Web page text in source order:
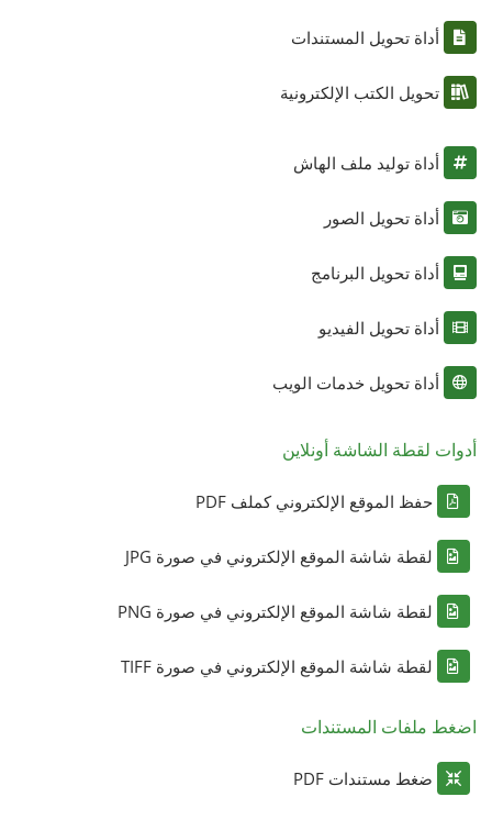
أداة تحويل المستندات
تحويل الكتب الإلكترونية
أداة توليد ملف الهاش
أداة تحويل الصور
أداة تحويل البرنامج
أداة تحويل الفيديو
أداة تحويل خدمات الويب
أدوات لقطة الشاشة أونلاين
حفظ الموقع الإلكتروني كملف PDF
لقطة شاشة الموقع الإلكتروني في صورة JPG
لقطة شاشة الموقع الإلكتروني في صورة PNG
لقطة شاشة الموقع الإلكتروني في صورة TIFF
اضغط ملفات المستندات
ضغط مستندات PDF